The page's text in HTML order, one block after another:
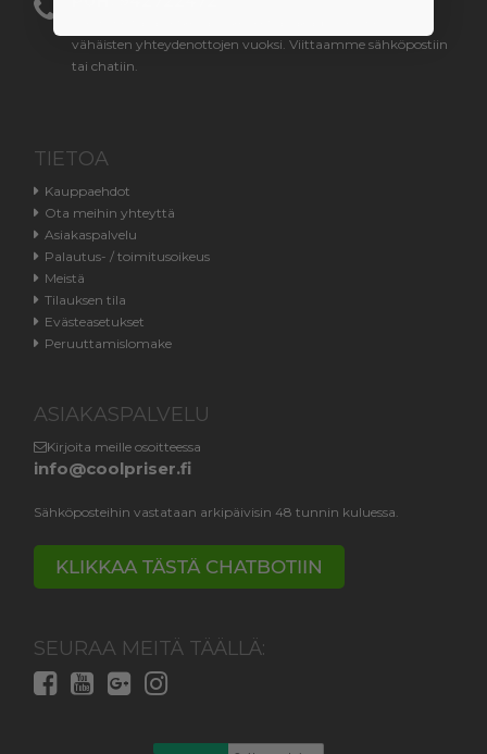
vähäisten yhteydenottojen vuoksi. Viittaamme sähköpostiin
tai chatiin.
TIETOA
Kauppaehdot
Ota meihin yhteyttä
Asiakaspalvelu
Palautus- / toimitusoikeus
Meistä
Tilauksen tila
Evästeasetukset
Peruuttamislomake
ASIAKASPALVELU
Kirjoita meille osoitteessa
info@coolpriser.fi
Sähköposteihin vastataan arkipäivisin 48 tunnin kuluessa.
KLIKKAA TÄSTÄ CHATBOTIIN
SEURAA MEITÄ TÄÄLLÄ: